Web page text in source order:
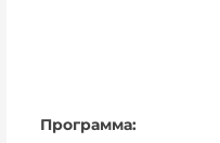
Программа: